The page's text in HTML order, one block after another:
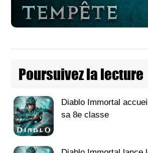
Poursuivez la lecture
Diablo Immortal
sa 8e classe